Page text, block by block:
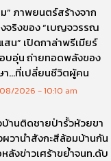
” ภาพยนตร์สร้างจาก
งจริงของ “เบญจวรรณ
สน” เปิดกาล่าพรีเมียร์
บอุ่น ถ่ายทอดพลังของ
า…ที่เปลี่ยนชีวิตผู้คน
2026 10:10 am
บ้านติดชายป่ารั้วห้วยขา
ผวานำสังกะสีล้อมบ้านกัน
หลังข่าวเศร้าขย้ำจนท.ดับ